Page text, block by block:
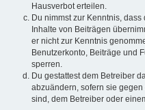
Hausverbot erteilen.
Du nimmst zur Kenntnis,
Inhalte von Beiträgen
er nicht zur Kenntnis
Benutzerkonto, Beiträge und
sperren.
Du gestattest dem Betreiber
abzuändern, sofern sie
sind, dem Betreiber oder